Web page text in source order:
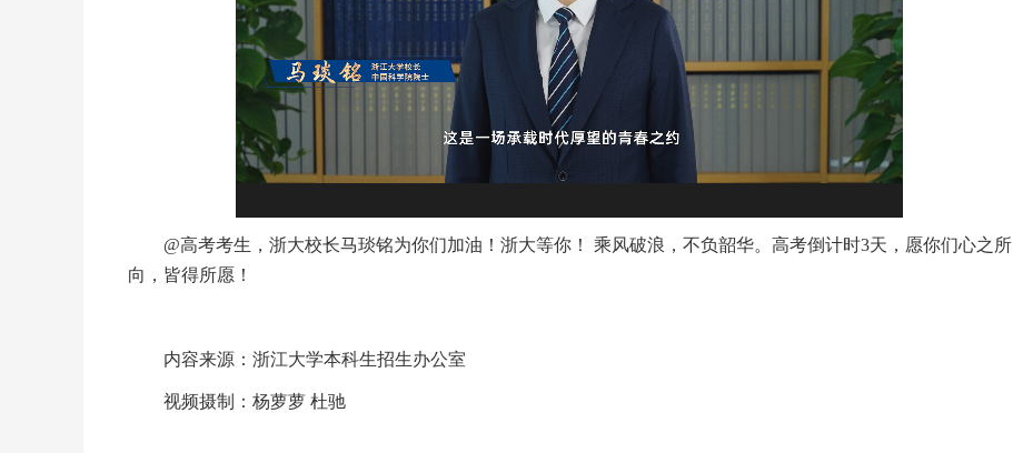
@高考考生，浙大校长马琰铭为你们加油！浙大等你！ 乘风破浪，不负韶华。高考倒计时3天，愿你们心之所
向，皆得所愿！
内容来源：浙江大学本科生招生办公室
视频摄制：杨萝萝 杜驰